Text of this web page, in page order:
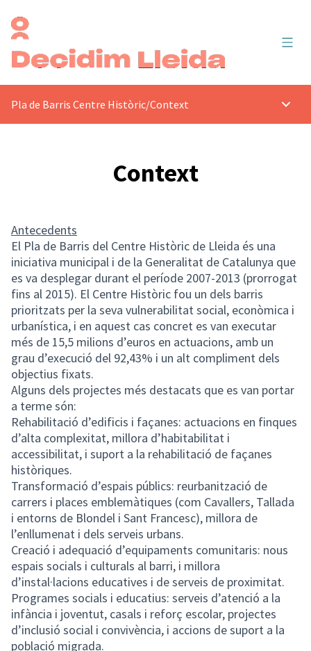
Pla de Barris Centre Històric/Context
Context
Antecedents
El Pla de Barris del Centre Històric de Lleida és una
iniciativa municipal i de la Generalitat de Catalunya que
es va desplegar durant el període 2007-2013 (prorrogat
fins al 2015). El Centre Històric fou un dels barris
prioritzats per la seva vulnerabilitat social, econòmica i
urbanística, i en aquest cas concret es van executar
més de 15,5 milions d’euros en actuacions, amb un
grau d’execució del 92,43% i un alt compliment dels
objectius fixats.
Alguns dels projectes més destacats que es van portar
a terme són:
Rehabilitació d’edificis i façanes: actuacions en finques
d’alta complexitat, millora d’habitabilitat i
accessibilitat, i suport a la rehabilitació de façanes
històriques.
Transformació d’espais públics: reurbanització de
carrers i places emblemàtiques (com Cavallers, Tallada
i entorns de Blondel i Sant Francesc), millora de
l’enllumenat i dels serveis urbans.
Creació i adequació d’equipaments comunitaris: nous
espais socials i culturals al barri, i millora
d’instal·lacions educatives i de serveis de proximitat.
Programes socials i educatius: serveis d’atenció a la
infància i joventut, casals i reforç escolar, projectes
d’inclusió social i convivència, i accions de suport a la
població migrada.